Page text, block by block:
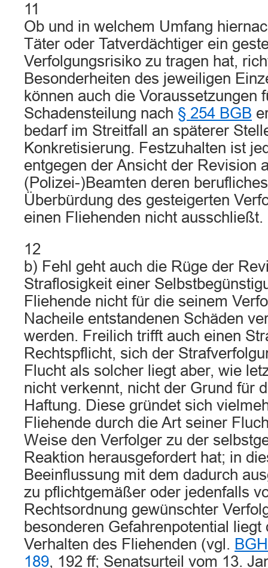
11
Ob und in welchem Umfang
Täter oder Tatverdächtiger ein
Verfolgungsrisiko zu tragen hat,
Besonderheiten des jeweiligen
können auch die Voraussetzungen
Schadensteilung nach § 254 BGB
bedarf im Streitfall an späterer
Konkretisierung. Festzuhalten ist
entgegen der Ansicht der Revision
(Polizei-)Beamten deren
Überbürdung des gesteigerten
einen Fliehenden nicht ausschließt.
12
b) Fehl geht auch die Rüge der
Straflosigkeit einer
Fliehende nicht für die seinem
Nacheile entstandenen Schäden
werden. Freilich trifft auch einen
Rechtspflicht, sich der
Flucht als solcher liegt aber, wie
nicht verkennt, nicht der Grund für
Haftung. Diese gründet sich
Fliehende durch die Art seiner
Weise den Verfolger zu der
Reaktion herausgefordert hat; in
Beeinflussung mit dem dadurch
zu pflichtgemäßer oder jedenfalls
Rechtsordnung gewünschter
besonderen Gefahrenpotential
Verhalten des Fliehenden (vgl.
189, 192 ff; Senatsurteil vom 13.